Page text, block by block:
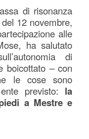
di risonanza
12 novembre,
alle
ha salutato
di
boicottato – con
le cose sono
previsto: la
a Mestre e